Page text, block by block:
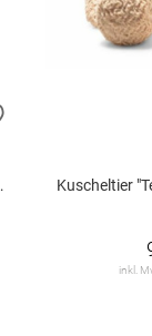
ZUR
Kuscheltier
inkl.